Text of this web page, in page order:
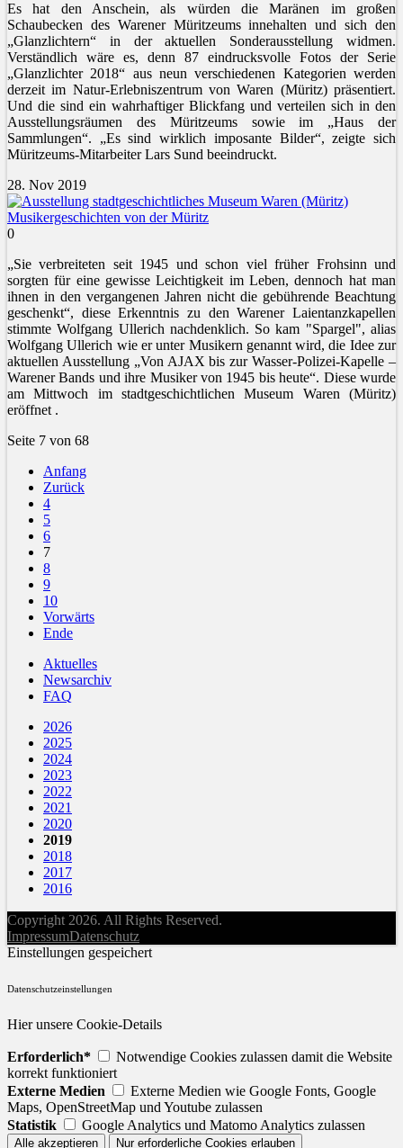
Es hat den Anschein, als würden die Maränen im großen
Schaubecken des Warener Müritzeums innehalten und sich den
„Glanzlichtern“ in der aktuellen Sonderausstellung widmen.
Verständlich wäre es, denn 87 eindrucksvolle Fotos der Serie
„Glanzlichter 2018“ aus neun verschiedenen Kategorien werden
derzeit im Natur-Erlebniszentrum von Waren (Müritz) präsentiert.
Und die sind ein wahrhaftiger Blickfang und verteilen sich in den
Ausstellungsräumen des Müritzeums sowie im „Haus der
Sammlungen“. „Es sind wirklich imposante Bilder“, zeigte sich
Müritzeums-Mitarbeiter Lars Sund beeindruckt.
28. Nov 2019
Musikergeschichten von der Müritz
0
„Sie verbreiteten seit 1945 und schon viel früher Frohsinn und
sorgten für eine gewisse Leichtigkeit im Leben, dennoch hat man
ihnen in den vergangenen Jahren nicht die gebührende Beachtung
geschenkt“, diese Erkenntnis zu den Warener Laientanzkapellen
stimmte Wolfgang Ullerich nachdenklich. So kam "Spargel", alias
Wolfgang Ullerich wie er unter Musikern genannt wird, die Idee zur
aktuellen Ausstellung „Von AJAX bis zur Wasser-Polizei-Kapelle –
Warener Bands und ihre Musiker von 1945 bis heute“. Diese wurde
am Mittwoch im stadtgeschichtlichen Museum Waren (Müritz)
eröffnet .
Seite 7 von 68
Anfang
Zurück
4
5
6
7
8
9
10
Vorwärts
Ende
Aktuelles
Newsarchiv
FAQ
2026
2025
2024
2023
2022
2021
2020
2019
2018
2017
2016
Copyright 2026. All Rights Reserved.
ImpressumDatenschutz
Einstellungen gespeichert
Datenschutzeinstellungen
Hier unsere Cookie-Details
Erforderlich*
Notwendige Cookies zulassen damit die Website
korrekt funktioniert
Externe Medien
Externe Medien wie Google Fonts, Google
Maps, OpenStreetMap und Youtube zulassen
Statistik
Google Analytics und Matomo Analytics zulassen